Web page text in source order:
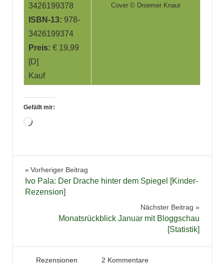
3426199378
ISBN-13: 978-
3426199374
Preis:€ 19,99
[D]
Kauf
Cover © Droemer Knaur
Gefällt mir:
Wird
Bücher
Krimi
Rezension
Roman
Beitragsnavigation
Vorheriger Beitrag
Ivo Pala: Der Drache hinter dem Spiegel [Kinder-
Rezension]
Nächster Beitrag
Monatsrückblick Januar mit Bloggschau
[Statistik]
1. Februar 2015
Tintenhain
Rezensionen 2 Kommentare